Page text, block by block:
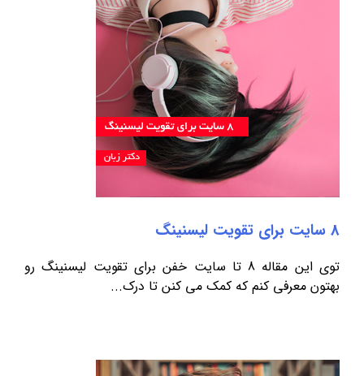
8 سایت برای تقویت لیسنینگ
توی این مقاله 8 تا سایت خفن برای تقویت لیسنینگ رو
بهتون معرفی کنم که کمک می کنن تا درک...